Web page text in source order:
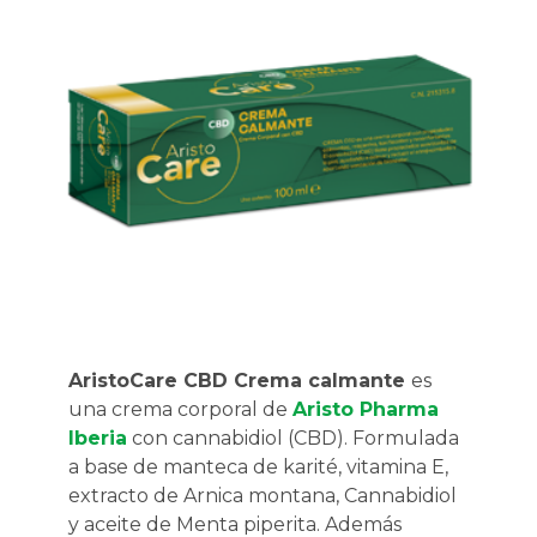
AristoCare CBD Crema calmante es
una crema corporal de Aristo Pharma
Iberia con cannabidiol (CBD). Formulada
a base de manteca de karité, vitamina E,
extracto de Arnica montana, Cannabidiol
y aceite de Menta piperita. Además